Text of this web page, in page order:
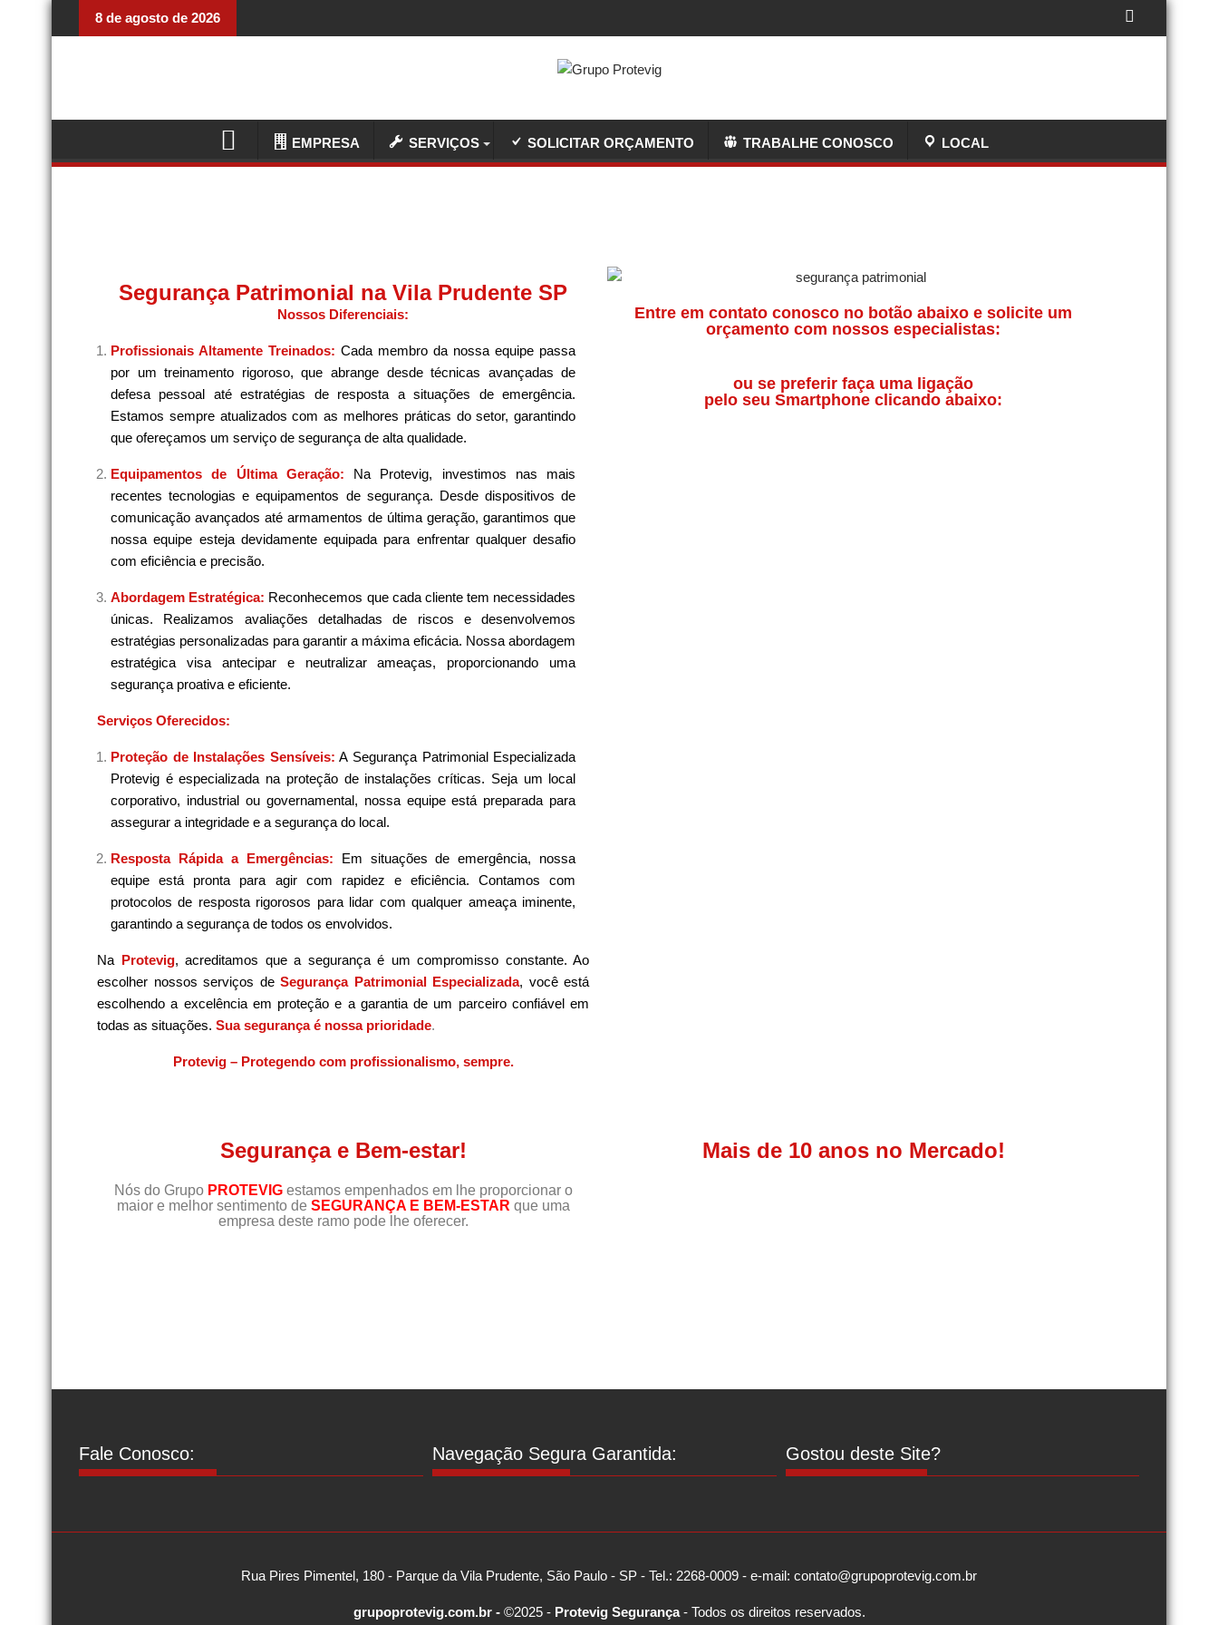
8 de agosto de 2026
EMPRESA SERVIÇOS SOLICITAR ORÇAMENTO TRABALHE CONOSCO LOCAL
Segurança Patrimonial na Vila Prudente SP
Nossos Diferenciais:
Profissionais Altamente Treinados: Cada membro da nossa equipe passa
por um treinamento rigoroso, que abrange desde técnicas avançadas de
defesa pessoal até estratégias de resposta a situações de emergência.
Estamos sempre atualizados com as melhores práticas do setor, garantindo
que ofereçamos um serviço de segurança de alta qualidade.
Equipamentos de Última Geração:
Na Protevig, investimos nas mais
recentes tecnologias e equipamentos de segurança. Desde dispositivos de
comunicação avançados até armamentos de última geração, garantimos que
nossa equipe esteja devidamente equipada para enfrentar qualquer desafio
com eficiência e precisão.
Abordagem Estratégica: Reconhecemos que cada cliente tem necessidades
únicas. Realizamos avaliações detalhadas de riscos e desenvolvemos
estratégias personalizadas para garantir a máxima eficácia. Nossa abordagem
estratégica visa antecipar e neutralizar ameaças, proporcionando uma
segurança proativa e eficiente.
Serviços Oferecidos:
Proteção de Instalações Sensíveis: A Segurança Patrimonial Especializada
Protevig é especializada na proteção de instalações críticas. Seja um local
corporativo, industrial ou governamental, nossa equipe está preparada para
assegurar a integridade e a segurança do local.
Resposta Rápida a Emergências:
Em situações de emergência, nossa
equipe está pronta para agir com rapidez e eficiência. Contamos com
protocolos de resposta rigorosos para lidar com qualquer ameaça iminente,
garantindo a segurança de todos os envolvidos.
Na Protevig, acreditamos que a segurança é um compromisso constante. Ao
escolher nossos serviços de Segurança Patrimonial Especializada, você está
escolhendo a excelência em proteção e a garantia de um parceiro confiável em
todas as situações. Sua segurança é nossa prioridade.
Protevig – Protegendo com profissionalismo, sempre.
Entre em contato conosco no botão abaixo e solicite um
orçamento com nossos especialistas:
ou se preferir faça uma ligação
pelo seu Smartphone clicando abaixo:
Segurança e Bem-estar!
Nós do Grupo PROTEVIGestamos empenhados em lhe proporcionar o
maior e melhor sentimento de SEGURANÇA E BEM-ESTAR que uma
empresa deste ramo pode lhe oferecer.
Mais de 10 anos no Mercado!
Fale Conosco: Navegação Segura Garantida: Gostou deste Site?
Rua Pires Pimentel, 180 - Parque da Vila Prudente, São Paulo - SP - Tel.: 2268-0009 - e-mail: contato@grupoprotevig.com.br
grupoprotevig.com.br - ©2025 - Protevig Segurança- Todos os direitos reservados.